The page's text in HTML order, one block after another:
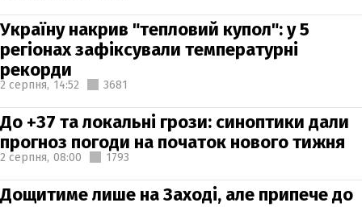
Україну накрив "тепловий купол": у 5
регіонах зафіксували температурні
рекорди
2 серпня, 14:52 3681
До +37 та локальні грози: синоптики дали
прогноз погоди на початок нового тижня
2 серпня, 08:00 1793
Дощитиме лише на Заході, але припече до